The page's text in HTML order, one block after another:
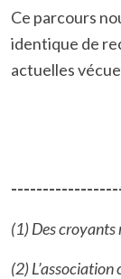
Ce parcours
identique de
actuelles
(1) Des croyants
(2)